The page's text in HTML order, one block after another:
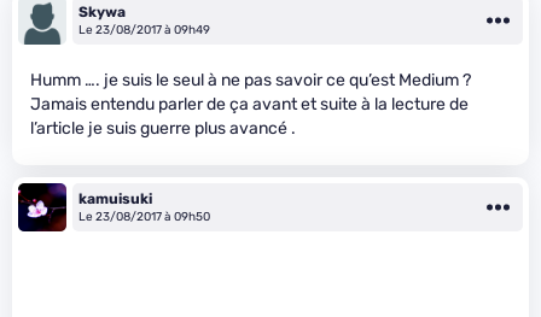
Skywa
Le 23/08/2017 à 09h49
Humm …. je suis le seul à ne pas savoir ce qu’est Medium ?
Jamais entendu parler de ça avant et suite à la lecture de
l’article je suis guerre plus avancé .
kamuisuki
Le 23/08/2017 à 09h50